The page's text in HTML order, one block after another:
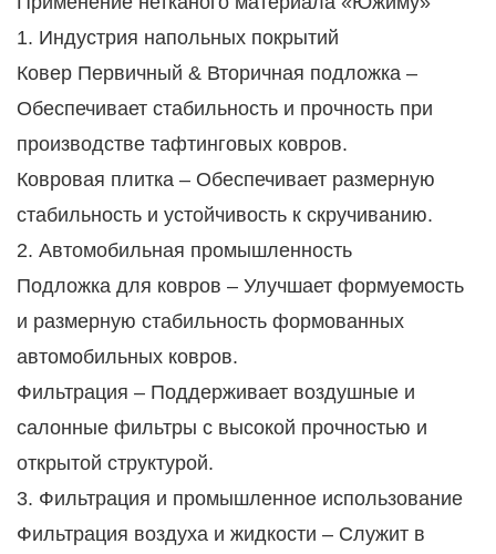
1. Индустрия напольных покрытий
Ковер Первичный & Вторичная подложка –
Обеспечивает стабильность и прочность при
производстве тафтинговых ковров.
Ковровая плитка – Обеспечивает размерную
стабильность и устойчивость к скручиванию.
2. Автомобильная промышленность
Подложка для ковров – Улучшает формуемость
и размерную стабильность формованных
автомобильных ковров.
Фильтрация – Поддерживает воздушные и
салонные фильтры с высокой прочностью и
открытой структурой.
3. Фильтрация и промышленное использование
Фильтрация воздуха и жидкости – Служит в